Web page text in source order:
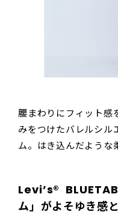
腰まわりにフィット感
みをつけたバレルシル
ム。はき込んだような
Levi’s®
ム」がよそゆき感